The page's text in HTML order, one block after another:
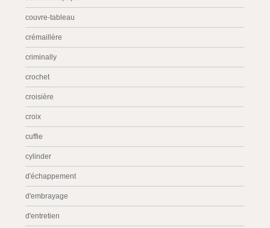
couvre-tableau
crémaillère
criminally
crochet
croisière
croix
cuffie
cylinder
d'échappement
d'embrayage
d'entretien